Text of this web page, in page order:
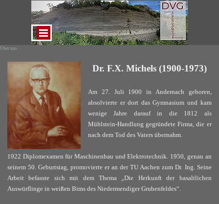
Direkt zum Seiteninhalt
Menü überspringen
Über uns
Dr. F.X. Michels (1900-1973)
Am 27. Juli 1900 in Andernach geboren,
absolvierte er dort das Gymnasium und kam
wenige Jahre darauf in die 1812 als
Mühlstein-Handlung gegründete Firma, die er
nach dem Tod des Vaters übernahm.
1922 Diplomexamen für Maschinenbau und Elektrotechnik. 1950, genau an
seinem 50. Geburtstag, promovierte er an der TU Aachen zum Dr. Ing. Seine
Arbeit befasste sich mit dem Thema „Die Herkunft der basaltlichen
Auswürflinge in weißen Bims des Niedermendiger Grubenfeldes“.